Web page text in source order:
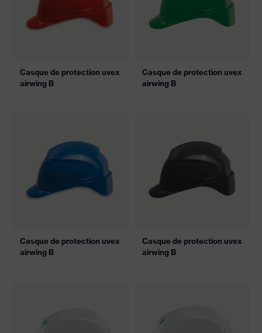
Casque de protection uvex
airwing B
Casque de protection uvex
airwing B
Casque de protection uvex
airwing B
Casque de protection uvex
airwing B